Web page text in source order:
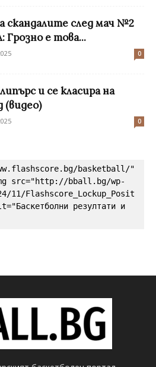
скандалите след мач №2
е това...
0
и се класира на
(видео)
0
basketball/"
src="http://bball.bg/wp-
11/Flashscore_Lockup_Posit
резултати и